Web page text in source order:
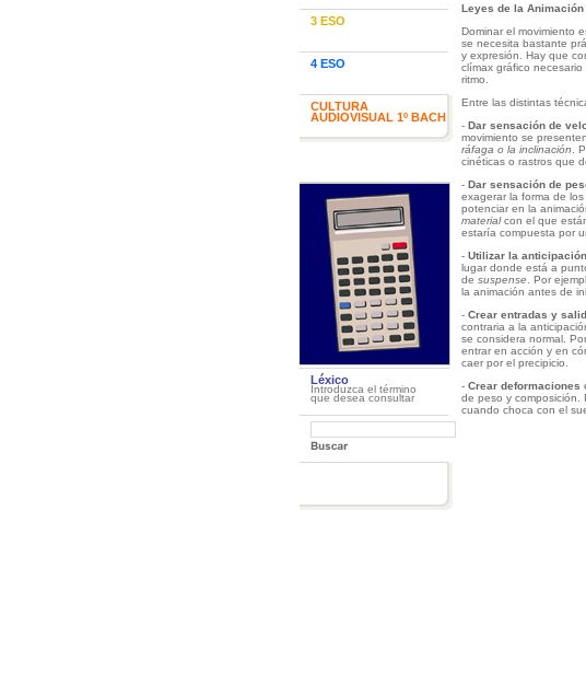
3 ESO
4 ESO
CULTURA
AUDIOVISUAL 1º BACH
Léxico
Introduzca el término
que desea consultar
Leyes de la Animación
Dominar el movimiento
se necesita bastante
y expresión. Hay que
clímax gráfico
ritmo.
Entre las distintas
- Dar sensación de
movimiento se
ráfaga o la inclinación .
cinéticas o rastros que
- Dar sensación de
exagerar la forma de
potenciar en la
materialcon el que
estaría compuesta por
- Utilizar la anticipación
lugar donde está a
de suspense . Por
la animación antes de
- Crear entradas y
contraria a la
se considera normal.
entrar en acción y en
caer por el precipicio.
- Crear deformaciones
de peso y composición.
cuando choca con el